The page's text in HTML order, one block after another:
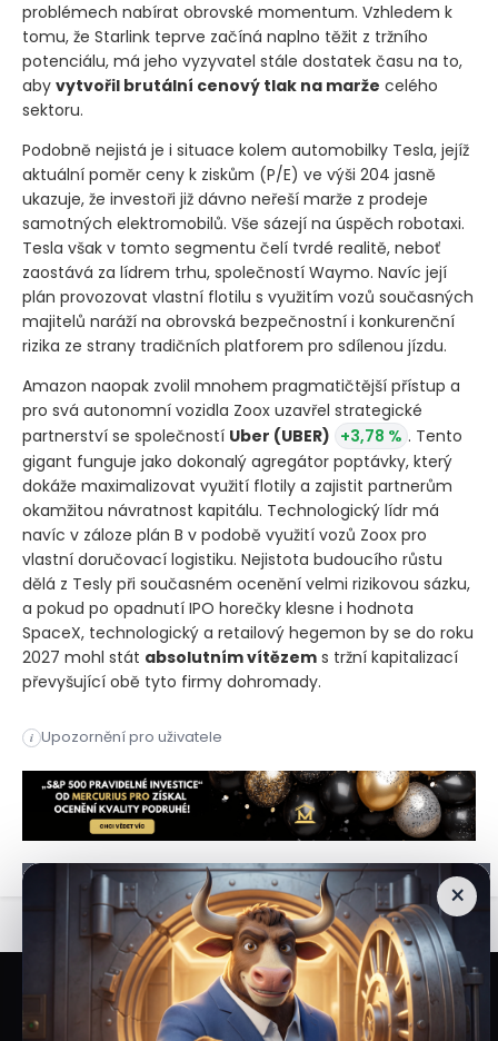
problémech nabírat obrovské momentum. Vzhledem k
tomu, že Starlink teprve začíná naplno těžit z tržního
potenciálu, má jeho vyzyvatel stále dostatek času na to,
aby vytvořil brutální cenový tlak na marže celého
sektoru.
Podobně nejistá je i situace kolem automobilky Tesla, jejíž
aktuální poměr ceny k ziskům (P/E) ve výši 204 jasně
ukazuje, že investoři již dávno neřeší marže z prodeje
samotných elektromobilů. Vše sázejí na úspěch robotaxi.
Tesla však v tomto segmentu čelí tvrdé realitě, neboť
zaostává za lídrem trhu, společností Waymo. Navíc její
plán provozovat vlastní flotilu s využitím vozů současných
majitelů naráží na obrovská bezpečnostní i konkurenční
rizika ze strany tradičních platforem pro sdílenou jízdu.
Amazon naopak zvolil mnohem pragmatičtější přístup a
pro svá autonomní vozidla Zoox uzavřel strategické
partnerství se společností Uber (UBER) +3,78 % . Tento
gigant funguje jako dokonalý agregátor poptávky, který
dokáže maximalizovat využití flotily a zajistit partnerům
okamžitou návratnost kapitálu. Technologický lídr má
navíc v záloze plán B v podobě využití vozů Zoox pro
vlastní doručovací logistiku. Nejistota budoucího růstu
dělá z Tesly při současném ocenění velmi rizikovou sázku,
a pokud po opadnutí IPO horečky klesne i hodnota
SpaceX, technologický a retailový hegemon by se do roku
2027 mohl stát absolutním vítězem s tržní kapitalizací
převyšující obě tyto firmy dohromady.
i Upozornění pro uživatele
Díky raketovému růstu cloudových a retailových divizí má
×
Veškeré informace a materiály zveřejněné na internetových stránkách
Burzovního Světa vycházejí z veřejně dostupných a důvěryhodných zdrojů. Při